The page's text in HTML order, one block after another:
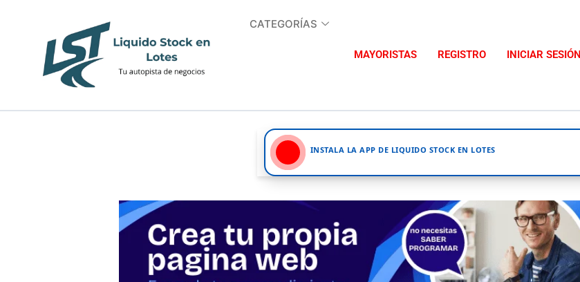
CATEGORÍAS
MAYORISTAS REGISTRO INICIAR SESIÓN
INSTALA LA APP DE LIQUIDO STOCK EN LOTES